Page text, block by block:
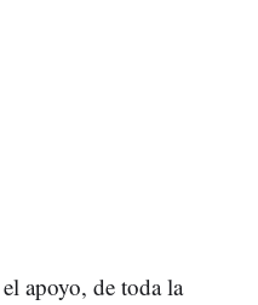
apoyo, de toda la